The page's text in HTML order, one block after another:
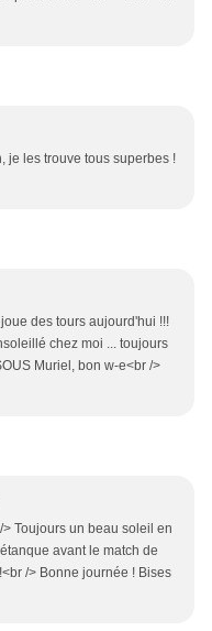
je les trouve tous superbes !
des tours aujourd'hui !!!
chez moi ... toujours
Muriel, bon w-e<br />
Toujours un beau soleil en
avant le match de
/> Bonne journée ! Bises